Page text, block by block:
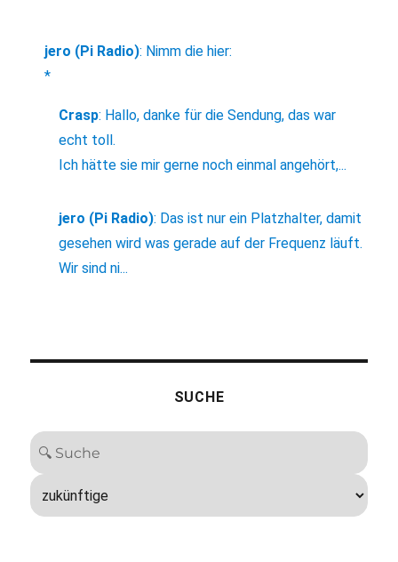
jero (Pi Radio): Nimm die hier:
*
Crasp: Hallo, danke für die Sendung, das war
echt toll.
Ich hätte sie mir gerne noch einmal angehört,...
jero (Pi Radio): Das ist nur ein Platzhalter, damit
gesehen wird was gerade auf der Frequenz läuft.
Wir sind ni...
SUCHE